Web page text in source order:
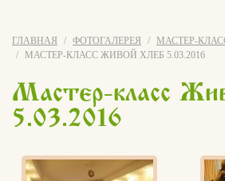
7 156 человек
Записаться на
мастер-класс
я не знаю что это за бонусная
система
ГЛАВНАЯ ФОТОГАЛЕРЕЯ
МАСТЕР-
МАСТЕР-КЛАСС ЖИВОЙ ХЛЕБ 5.03.2016
Мастер-класс
5.03.2016